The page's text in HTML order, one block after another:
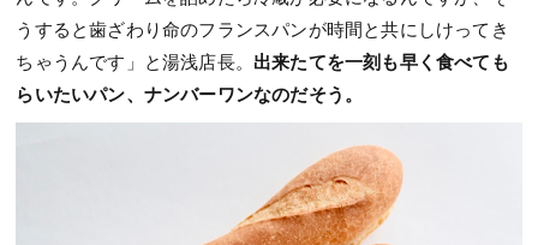
うすると歯ざわり命のフランスパンが時間と共にしけってき
ちゃうんです」と湯浅店長。 出来たてを一刻も早く食べても
らいたいパン、ナンバーワンなのだそう。